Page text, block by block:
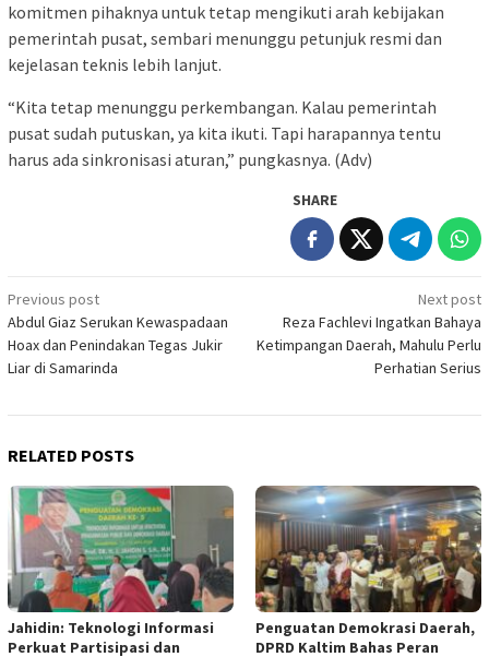
komitmen pihaknya untuk tetap mengikuti arah kebijakan
pemerintah pusat, sembari menunggu petunjuk resmi dan
kejelasan teknis lebih lanjut.
“Kita tetap menunggu perkembangan. Kalau pemerintah
pusat sudah putuskan, ya kita ikuti. Tapi harapannya tentu
harus ada sinkronisasi aturan,” pungkasnya. (Adv)
SHARE
Post
navigation
Previous post
Abdul Giaz Serukan Kewaspadaan
Hoax dan Penindakan Tegas Jukir
Liar di Samarinda
Next post
Reza Fachlevi Ingatkan Bahaya
Ketimpangan Daerah, Mahulu Perlu
Perhatian Serius
RELATED POSTS
Jahidin: Teknologi Informasi
Perkuat Partisipasi dan
Penguatan Demokrasi Daerah,
DPRD Kaltim Bahas Peran